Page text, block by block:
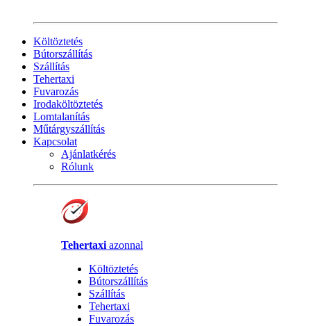
Költöztetés
Bútorszállítás
Szállítás
Tehertaxi
Fuvarozás
Irodaköltöztetés
Lomtalanítás
Műtárgyszállítás
Kapcsolat
Ajánlatkérés
Rólunk
Tehertaxi azonnal
Költöztetés
Bútorszállítás
Szállítás
Tehertaxi
Fuvarozás